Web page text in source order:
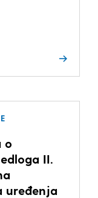
o
II.
uređenja